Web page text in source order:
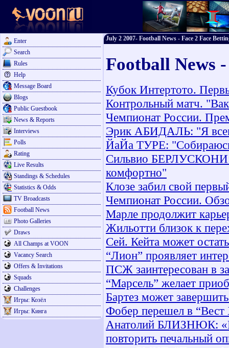
Enter
Search
Rules
Help
Message Board
Blogs
Public Guestbook
News & Reports
Interviews
Polls
Rating
Live Results
Standings & Schedules
Statistics & Odds
TV Broadcasts
Football News
Photo Galleries
Draws
All Champs at VOON
Vacancy Search
Offers & Invitations
Squads
Challenges
Игры: Козёл
Игры: Кинга
July 2 2007- Football News - Face 2 Face
Football News
Кубок Интертото.
Контрольный матч.
Чемпионат России.
Эрик АБИДАЛЬ: "Я
ЙаЙа ТУРЕ:
Сильвио БЕРЛУСКОНИ:
комфортно"
Клозе забил свой
Чемпионат России.
Марле продолжит
Жильотти близок к
Сей. Кейта может
“Лион” проявляет
ПСЖ заинтересован в
“Марсель” желает
Бартез может
Фобер перешел в
Анатолий БЛИЗНЮК:
повторить печальный